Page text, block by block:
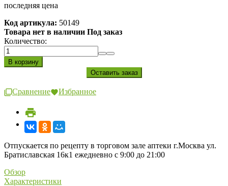
последняя цена
Код артикула: 50149
Товара нет в наличии Под заказ
Количество:
Сравнение Избранное
Отпускается по рецепту в торговом зале аптеки г.Москва ул.
Братиславская 16к1 ежедневно с 9:00 до 21:00
Обзор
Характеристики